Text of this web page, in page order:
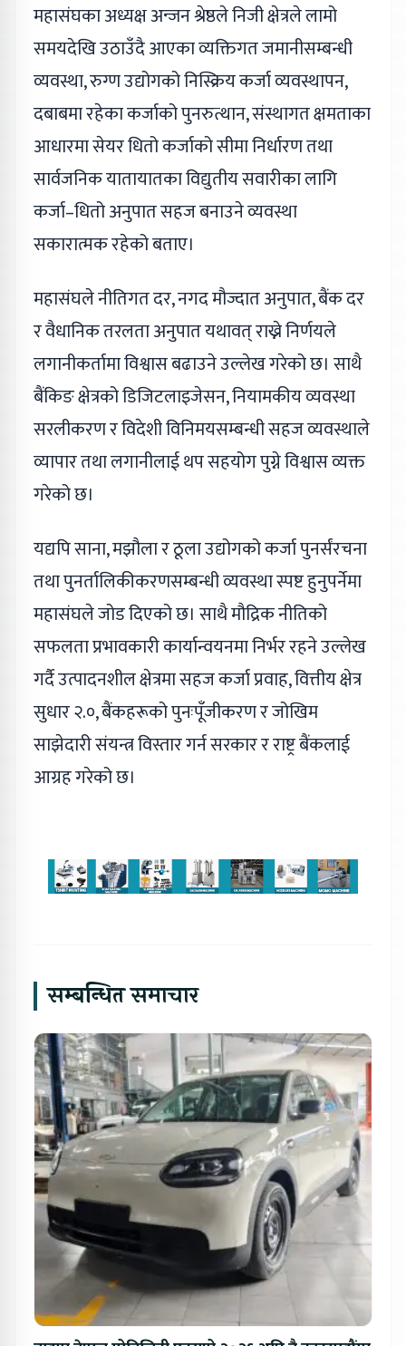
महासंघका अध्यक्ष अन्जन श्रेष्ठले निजी क्षेत्रले लामो
समयदेखि उठाउँदै आएका व्यक्तिगत जमानीसम्बन्धी
व्यवस्था, रुग्ण उद्योगको निस्क्रिय कर्जा व्यवस्थापन,
दबाबमा रहेका कर्जाको पुनरुत्थान, संस्थागत क्षमताका
आधारमा सेयर धितो कर्जाको सीमा निर्धारण तथा
सार्वजनिक यातायातका विद्युतीय सवारीका लागि
कर्जा–धितो अनुपात सहज बनाउने व्यवस्था
सकारात्मक रहेको बताए।
महासंघले नीतिगत दर, नगद मौज्दात अनुपात, बैंक दर
र वैधानिक तरलता अनुपात यथावत् राख्ने निर्णयले
लगानीकर्तामा विश्वास बढाउने उल्लेख गरेको छ। साथै
बैंकिङ क्षेत्रको डिजिटलाइजेसन, नियामकीय व्यवस्था
सरलीकरण र विदेशी विनिमयसम्बन्धी सहज व्यवस्थाले
व्यापार तथा लगानीलाई थप सहयोग पुग्ने विश्वास व्यक्त
गरेको छ।
यद्यपि साना, मझौला र ठूला उद्योगको कर्जा पुनर्संरचना
तथा पुनर्तालिकीकरणसम्बन्धी व्यवस्था स्पष्ट हुनुपर्नेमा
महासंघले जोड दिएको छ। साथै मौद्रिक नीतिको
सफलता प्रभावकारी कार्यान्वयनमा निर्भर रहने उल्लेख
गर्दै उत्पादनशील क्षेत्रमा सहज कर्जा प्रवाह, वित्तीय क्षेत्र
सुधार २.०, बैंकहरूको पुनःपूँजीकरण र जोखिम
साझेदारी संयन्त्र विस्तार गर्न सरकार र राष्ट्र बैंकलाई
आग्रह गरेको छ।
सम्बन्धित समाचार